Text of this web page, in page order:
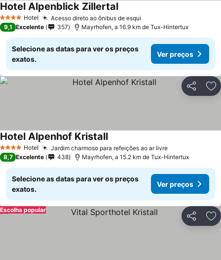
4 EstrelasHotel Acesso direto ao ônibus de esqui
Hotel Alpenblick ZillertalVer preços
9,1 Excelente 357 Mayrhofen, a 16.9 km de Tux-Hintertux
Selecione as datas para ver os preços
exatos.
Ver preços
Partilhar
4 EstrelasHotel Jardim charmoso para refeições ao ar livreVer preços
Hotel Alpenhof KristallVer preços
8,7 Excelente 438 Mayrhofen, a 15.2 km de Tux-Hintertux
Selecione as datas para ver os preços
exatos.
Ver preços
Partilhar
Escolha popular